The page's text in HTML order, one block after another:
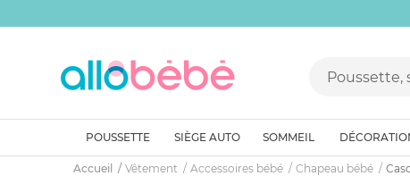
POUSSETTE SIÈGE AUTO SOMMEIL
Accueil Vêtement Accessoires bébé Chapeau bébé